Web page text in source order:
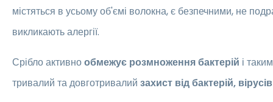
містяться в усьому об'ємі волокна, є безпечними, не
викликають алергії.
Срібло активнообмежує розмноження бактерій і
тривалий та довготривалий захист від бактерій,